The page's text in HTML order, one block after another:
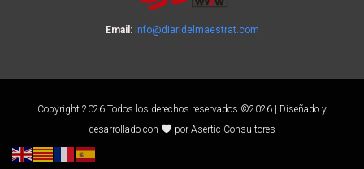
Email: info@diaridelmaestrat.com
Copyright 2026 Todos los derechos reservados ©2026 | Diseñado y
desarrollado con
por Asertic Consultores